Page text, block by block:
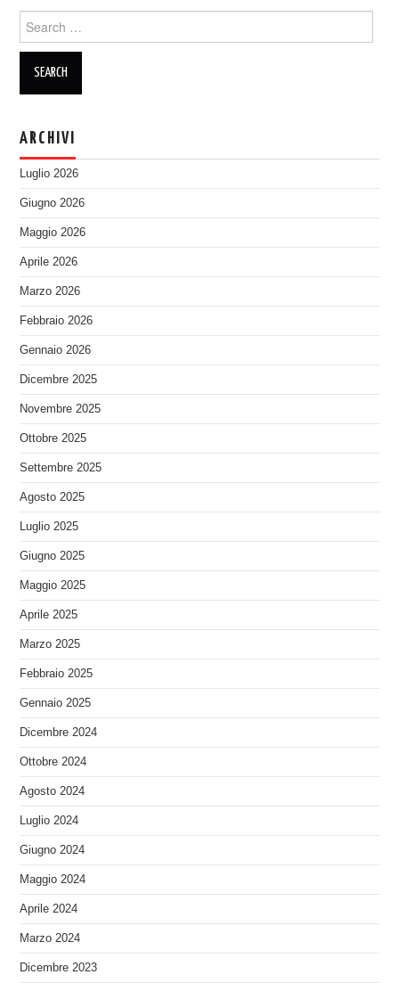
for:
ARCHIVI
Luglio 2026
Giugno 2026
Maggio 2026
Aprile 2026
Marzo 2026
Febbraio 2026
Gennaio 2026
Dicembre 2025
Novembre 2025
Ottobre 2025
Settembre 2025
Agosto 2025
Luglio 2025
Giugno 2025
Maggio 2025
Aprile 2025
Marzo 2025
Febbraio 2025
Gennaio 2025
Dicembre 2024
Ottobre 2024
Agosto 2024
Luglio 2024
Giugno 2024
Maggio 2024
Aprile 2024
Marzo 2024
Dicembre 2023